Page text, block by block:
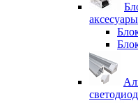
аксесуары